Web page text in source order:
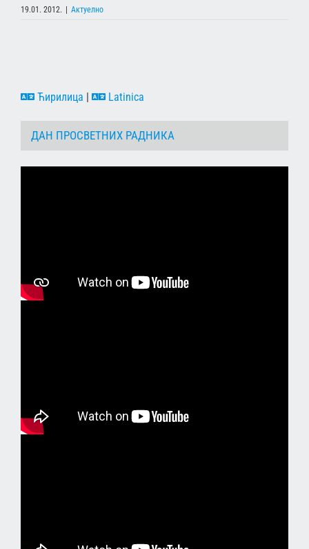
19.01. 2012. | Актуелно
Ћирилица | Latinica
ДАН ПРОСВЕТНИХ РАДНИКА